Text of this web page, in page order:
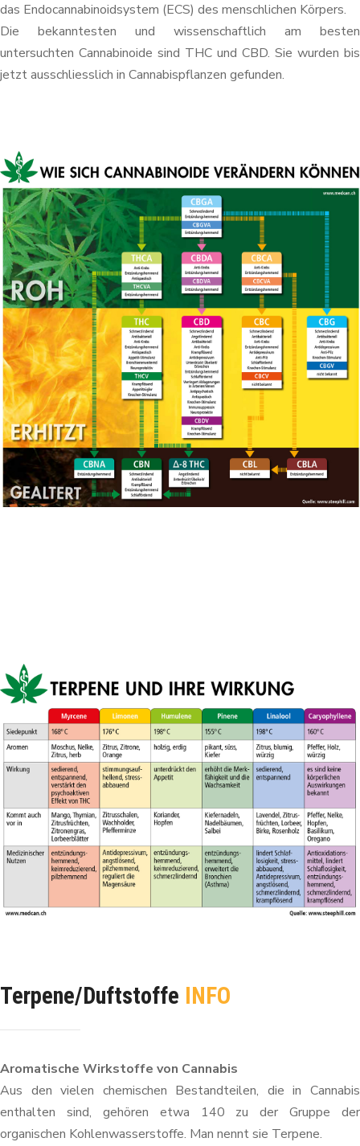
das Endocannabinoidsystem (ECS) des menschlichen Körpers.
Die bekanntesten und wissenschaftlich am besten
untersuchten Cannabinoide sind THC und CBD. Sie wurden bis
jetzt ausschliesslich in Cannabispflanzen gefunden.
Terpene/Duftstoffe INFO
Aromatische Wirkstoffe von Cannabis
Aus den vielen chemischen Bestandteilen, die in Cannabis
enthalten sind, gehören etwa 140 zu der Gruppe der
organischen Kohlenwasserstoffe. Man nennt sie Terpene.